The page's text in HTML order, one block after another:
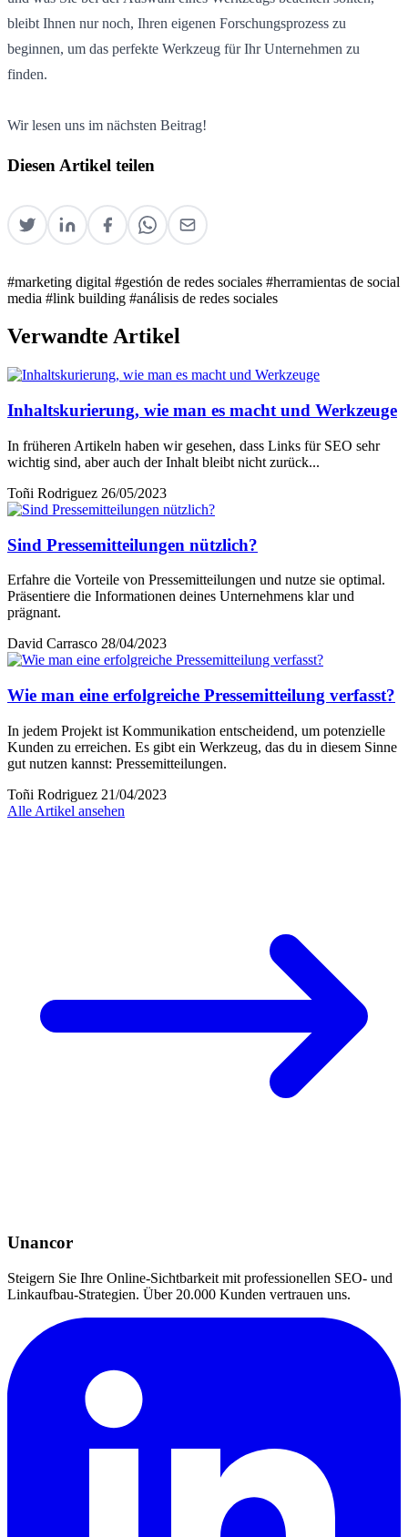
bleibt Ihnen nur noch, Ihren eigenen Forschungsprozess zu
beginnen, um das perfekte Werkzeug für Ihr Unternehmen zu
finden.
Wir lesen uns im nächsten Beitrag!
Diesen Artikel teilen
#marketing digital #gestión de redes sociales #herramientas de social
media #link building #análisis de redes sociales
Verwandte Artikel
Inhaltskurierung, wie man es macht und Werkzeuge
In früheren Artikeln haben wir gesehen, dass Links für SEO sehr
wichtig sind, aber auch der Inhalt bleibt nicht zurück...
Toñi Rodriguez 26/05/2023
Sind Pressemitteilungen nützlich?
Erfahre die Vorteile von Pressemitteilungen und nutze sie optimal.
Präsentiere die Informationen deines Unternehmens klar und
prägnant.
David Carrasco 28/04/2023
Wie man eine erfolgreiche Pressemitteilung verfasst?
In jedem Projekt ist Kommunikation entscheidend, um potenzielle
Kunden zu erreichen. Es gibt ein Werkzeug, das du in diesem Sinne
gut nutzen kannst: Pressemitteilungen.
Toñi Rodriguez 21/04/2023
Alle Artikel ansehen
Unancor
Steigern Sie Ihre Online-Sichtbarkeit mit professionellen SEO- und
Linkaufbau-Strategien. Über 20.000 Kunden vertrauen uns.